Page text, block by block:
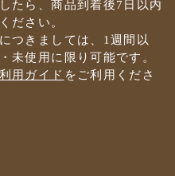
たら、商品到着後7日以内
ださい。
つきましては、1週間以
未使用に限り可能です。
用ガイド をご利用くださ